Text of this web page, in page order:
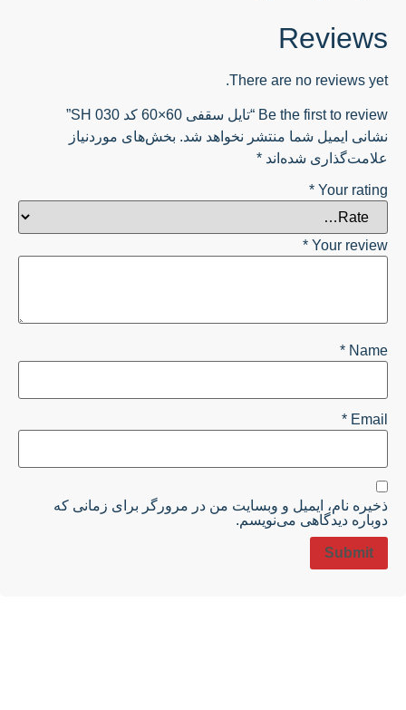
Reviews
There are no reviews yet.
Be the first to review “تایل سقفی 60×60 کد SH 030”
نشانی ایمیل شما منتشر نخواهد شد. بخش‌های موردنیاز
علامت‌گذاری شده‌اند *
Your rating
*
Your review
*
Name
*
Email
*
ذخیره نام، ایمیل و وبسایت من در مرورگر برای زمانی که
دوباره دیدگاهی می‌نویسم.